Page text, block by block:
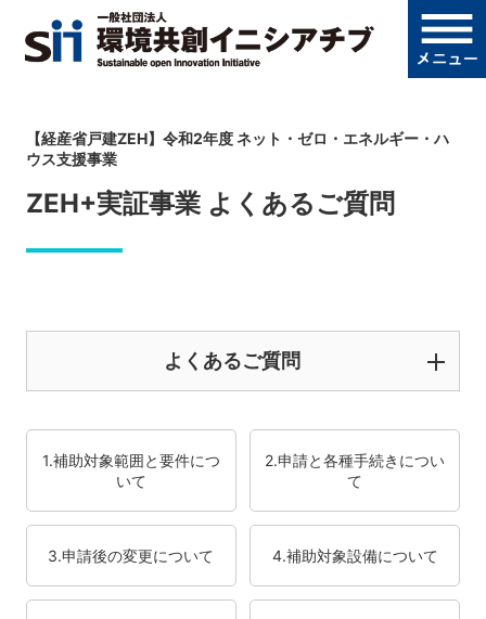
【経産省戸建ZEH】令和2年度 ネット・ゼロ・エネルギー・ハ
ウス支援事業
ZEH+実証事業 よくあるご質問
よくあるご質問
1.補助対象範囲と要件につ
いて
2.申請と各種手続きについ
て
3.申請後の変更について 4.補助対象設備について